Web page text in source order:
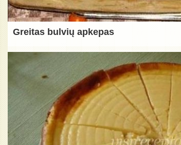
Greitas bulvių apkepas